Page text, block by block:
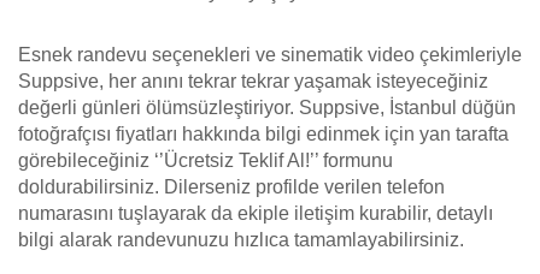
Esnek randevu seçenekleri ve sinematik video çekimleriyle
Suppsive, her anını tekrar tekrar yaşamak isteyeceğiniz
değerli günleri ölümsüzleştiriyor. Suppsive, İstanbul düğün
fotoğrafçısı fiyatları hakkında bilgi edinmek için yan tarafta
görebileceğiniz ‘’Ücretsiz Teklif Al!’’ formunu
doldurabilirsiniz. Dilerseniz profilde verilen telefon
numarasını tuşlayarak da ekiple iletişim kurabilir, detaylı
bilgi alarak randevunuzu hızlıca tamamlayabilirsiniz.